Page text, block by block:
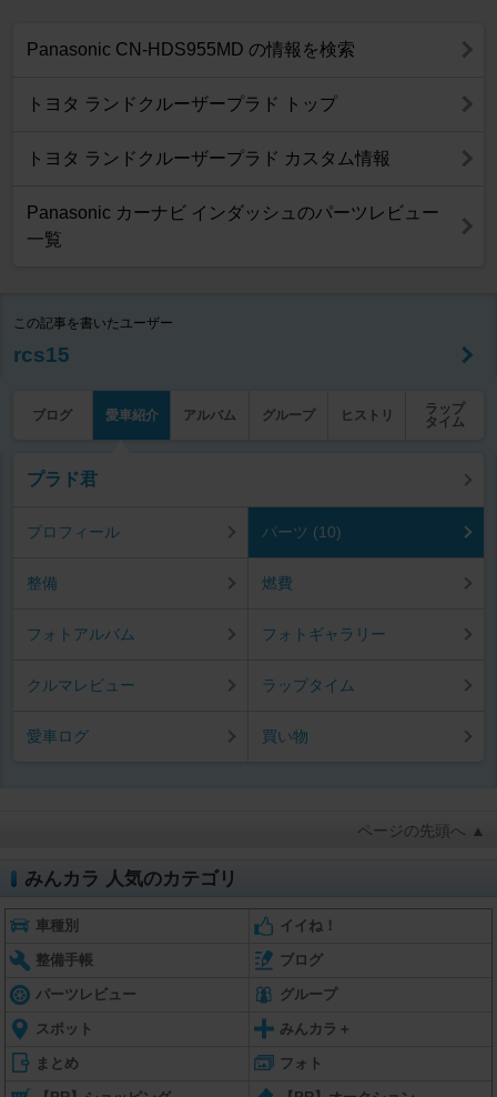
Panasonic CN-HDS955MD の情報を検索
トヨタ ランドクルーザープラド トップ
トヨタ ランドクルーザープラド カスタム情報
Panasonic カーナビ インダッシュのパーツレビュー
一覧
この記事を書いたユーザー
rcs15
ブログ 愛車紹介 アルバム グループ ヒストリ
ラップ
タイム
プラド君
プロフィール パーツ (10)
整備 燃費
フォトアルバム フォトギャラリー
クルマレビュー ラップタイム
愛車ログ 買い物
ページの先頭へ ▲
みんカラ 人気のカテゴリ
車種別 イイね！
整備手帳 ブログ
パーツレビュー グループ
スポット みんカラ＋
まとめ フォト